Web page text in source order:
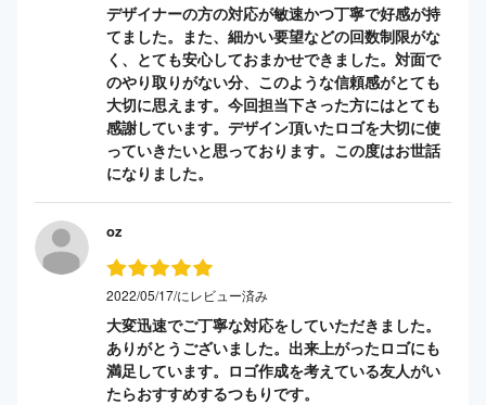
デザイナーの方の対応が敏速かつ丁寧で好感が持
てました。また、細かい要望などの回数制限がな
く、とても安心しておまかせできました。対面で
のやり取りがない分、このような信頼感がとても
大切に思えます。今回担当下さった方にはとても
感謝しています。デザイン頂いたロゴを大切に使
っていきたいと思っております。この度はお世話
になりました。
oz
2022/05/17/にレビュー済み
大変迅速でご丁寧な対応をしていただきました。
ありがとうございました。出来上がったロゴにも
満足しています。ロゴ作成を考えている友人がい
たらおすすめするつもりです。